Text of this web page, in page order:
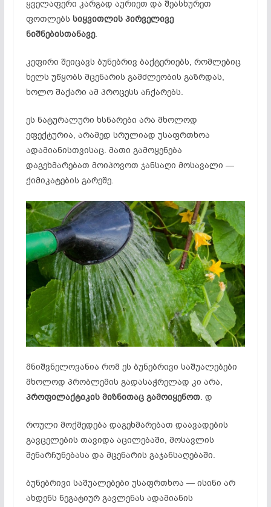
ყველაფერი კარგად აურიეთ და შეასხურეთ
ფოთლებს სიყვითლის პირველივე
ნიშნებისთანავე.
კეფირი შეიცავს ბუნებრივ ბაქტერიებს, რომლებიც
ხელს უწყობს მცენარის გამძლეობის გაზრდას,
ხოლო შაქარი ამ პროცესს აჩქარებს.
ეს ნატურალური ხსნარები არა მხოლოდ
ეფექტურია, არამედ სრულიად უსაფრთხოა
ადამიანისთვისაც. მათი გამოყენება
დაგეხმარებათ მოიპოვოთ ჯანსაღი მოსავალი —
ქიმიკატების გარეშე.
მნიშვნელოვანია რომ ეს ბუნებრივი საშუალებები
მხოლოდ პრობლემის გადასაჭრელად კი არა,
პროფილაქტიკის მიზნითაც გამოიყენოთ. დ
როული მოქმედება დაგეხმარებათ დაავადების
გავცელების თავიდა აცილებაში, მოსავლის
შენარჩუნებასა და მცენარის გაჯანსაღებაში.
ბუნებრივი საშუალებები უსაფრთხოა — ისინი არ
ახდენს ნეგატიურ გავლენას ადამიანის